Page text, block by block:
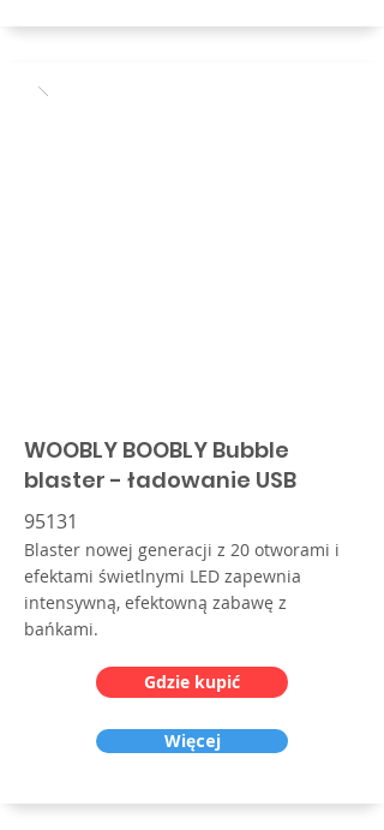
WOOBLY BOOBLY Bubble
blaster - ładowanie USB
95131
Blaster nowej generacji z 20 otworami i
efektami świetlnymi LED zapewnia
intensywną, efektowną zabawę z
bańkami.
Gdzie kupić
Więcej